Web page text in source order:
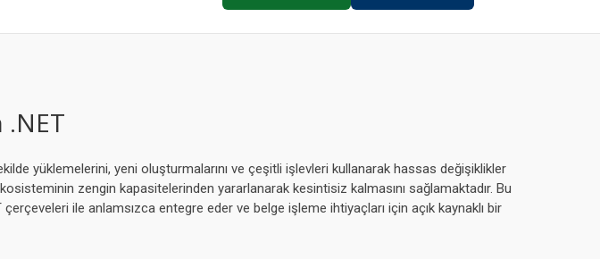
yüklemelerini, yeni oluşturmalarını ve çeşitli işlevleri kullanarak hassas değişiklikler
zengin kapasitelerinden yararlanarak kesintisiz kalmasını sağlamaktadır. Bu
ile anlamsızca entegre eder ve belge işleme ihtiyaçları için açık kaynaklı bir